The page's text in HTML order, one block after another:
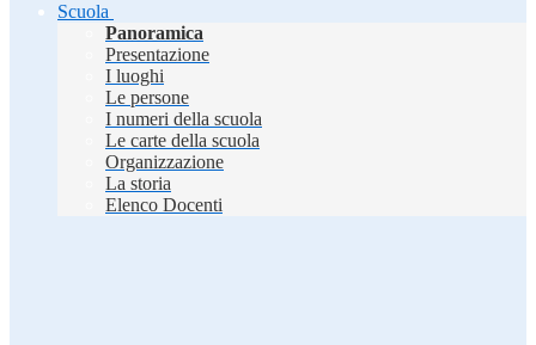
Scuola
Panoramica
Presentazione
I luoghi
Le persone
I numeri della scuola
Le carte della scuola
Organizzazione
La storia
Elenco Docenti